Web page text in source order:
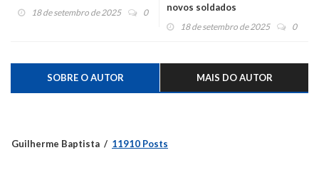
18 de setembro de 2025 0
novos soldados
18 de setembro de 2025 0
SOBRE O AUTOR MAIS DO AUTOR
Guilherme Baptista 11910 Posts